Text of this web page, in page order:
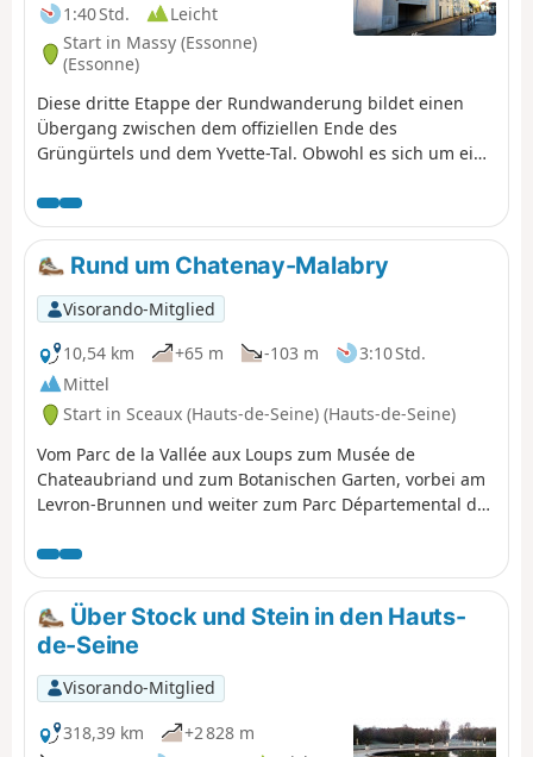
1:40 Std.
Leicht
Start in Massy (Essonne)
(Essonne)
Diese dritte Etappe der Rundwanderung bildet einen
Übergang zwischen dem offiziellen Ende des
Grüngürtels und dem Yvette-Tal. Obwohl es sich um eine
durch die Nutzung unauffälliger Pfade die
verkehrsreichsten Bereiche der dynamischen Gemeinde
Massy.Rund um Chatenay-Malabry
Visorando-Mitglied
10,54 km
+65 m -103 m
3:10 Std.
Mittel
Start in Sceaux (Hauts-de-Seine) (Hauts-de-Seine)
Vom Parc de la Vallée aux Loups zum Musée de
Chateaubriand und zum Botanischen Garten, vorbei am
Levron-Brunnen und weiter zum Parc Départemental de
Sceaux, entlang des großen Kanals, vorbei am Octogone
und schließlich zum Château de Sceaux aus dem 17.
Jahrhundert.
Über Stock und Stein in den Hauts-
de-Seine
Visorando-Mitglied
318,39 km
+2 828 m